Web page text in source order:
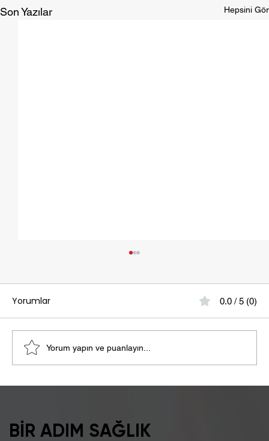
Son Yazılar Hepsini Gör
Yorumlar 0.0 / 5 (0)
Yorum yapın ve puanlayın...
BİR ADIM SAĞLIK